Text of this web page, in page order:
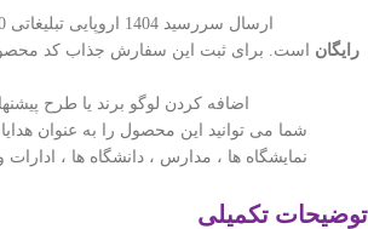
ارسال سررسید 1404 اروپایی تبلیغاتی IZ40910 به
رایگان است. برای ثبت این سفارش جذاب کد
اضافه کردن لوگو برند یا طرح
شما می توانید این محصول را به عنوان
نمایشگاه ها ، مدارس ، دانشگاه ها ، ادارات
توضیحات تکمیلی